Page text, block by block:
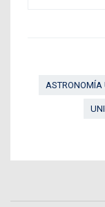
ASTRONOMÍA